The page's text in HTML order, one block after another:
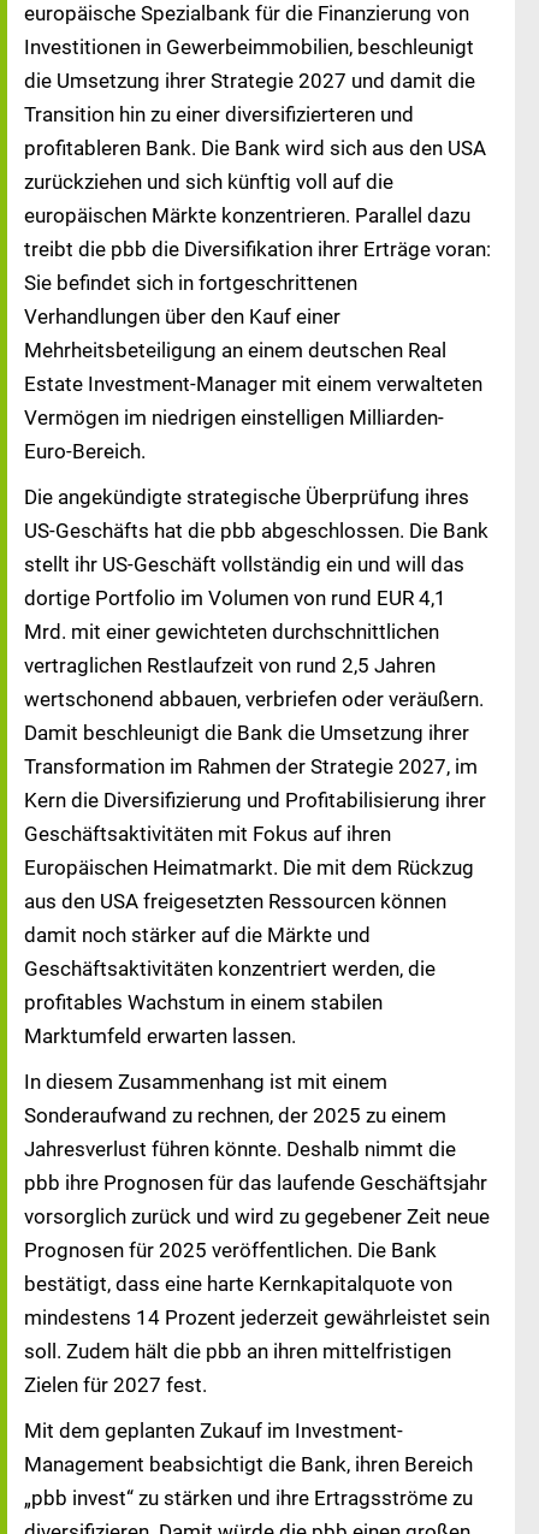
europäische Spezialbank für die Finanzierung von
Investitionen in Gewerbeimmobilien, beschleunigt
die Umsetzung ihrer Strategie 2027 und damit die
Transition hin zu einer diversifizierteren und
profitableren Bank. Die Bank wird sich aus den USA
zurückziehen und sich künftig voll auf die
europäischen Märkte konzentrieren. Parallel dazu
treibt die pbb die Diversifikation ihrer Erträge voran:
Sie befindet sich in fortgeschrittenen
Verhandlungen über den Kauf einer
Mehrheitsbeteiligung an einem deutschen Real
Estate Investment-Manager mit einem verwalteten
Vermögen im niedrigen einstelligen Milliarden-
Euro-Bereich.
Die angekündigte strategische Überprüfung ihres
US-Geschäfts hat die pbb abgeschlossen. Die Bank
stellt ihr US-Geschäft vollständig ein und will das
dortige Portfolio im Volumen von rund EUR 4,1
Mrd. mit einer gewichteten durchschnittlichen
vertraglichen Restlaufzeit von rund 2,5 Jahren
wertschonend abbauen, verbriefen oder veräußern.
Damit beschleunigt die Bank die Umsetzung ihrer
Transformation im Rahmen der Strategie 2027, im
Kern die Diversifizierung und Profitabilisierung ihrer
Geschäftsaktivitäten mit Fokus auf ihren
Europäischen Heimatmarkt. Die mit dem Rückzug
aus den USA freigesetzten Ressourcen können
damit noch stärker auf die Märkte und
Geschäftsaktivitäten konzentriert werden, die
profitables Wachstum in einem stabilen
Marktumfeld erwarten lassen.
In diesem Zusammenhang ist mit einem
Sonderaufwand zu rechnen, der 2025 zu einem
Jahresverlust führen könnte. Deshalb nimmt die
pbb ihre Prognosen für das laufende Geschäftsjahr
vorsorglich zurück und wird zu gegebener Zeit neue
Prognosen für 2025 veröffentlichen. Die Bank
bestätigt, dass eine harte Kernkapitalquote von
mindestens 14 Prozent jederzeit gewährleistet sein
soll. Zudem hält die pbb an ihren mittelfristigen
Zielen für 2027 fest.
Mit dem geplanten Zukauf im Investment-
Management beabsichtigt die Bank, ihren Bereich
„pbb invest“ zu stärken und ihre Ertragsströme zu